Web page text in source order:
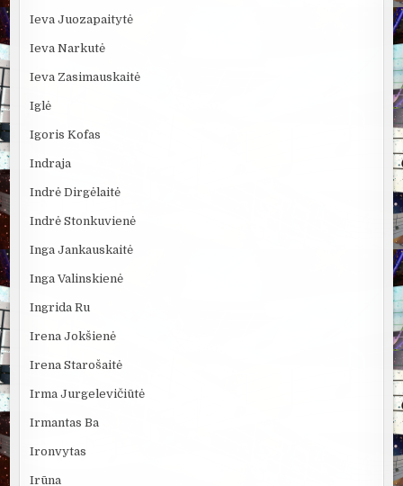
Ieva Juozapaitytė
Ieva Narkutė
Ieva Zasimauskaitė
Iglė
Igoris Kofas
Indraja
Indrė Dirgėlaitė
Indrė Stonkuvienė
Inga Jankauskaitė
Inga Valinskienė
Ingrida Ru
Irena Jokšienė
Irena Starošaitė
Irma Jurgelevičiūtė
Irmantas Ba
Ironvytas
Irūna